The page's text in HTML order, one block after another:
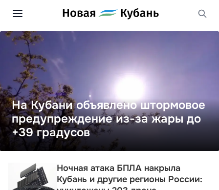
На Кубани объявлено штормовое
предупреждение из-за жары до
+39 градусов
Ночная атака БПЛА накрыла
Кубань и другие регионы России: